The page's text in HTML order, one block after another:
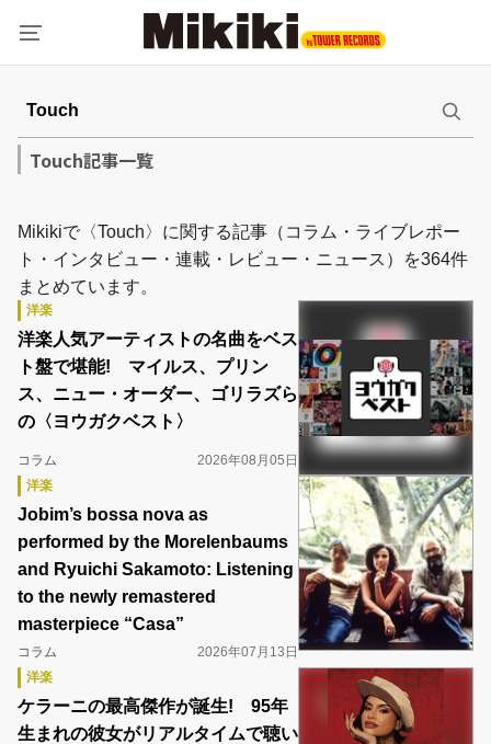
Touch記事一覧
Mikikiで〈Touch〉に関する記事（コラム・ライブレポー
ト・インタビュー・連載・レビュー・ニュース）を364件
まとめています。
洋楽
洋楽人気アーティストの名曲をベス
ト盤で堪能! マイルス、プリン
ス、ニュー・オーダー、ゴリラズら
の〈ヨウガクベスト〉
コラム
2026年08月05日
洋楽
Jobim’s bossa nova as
performed by the Morelenbaums
and Ryuichi Sakamoto: Listening
to the newly remastered
masterpiece “Casa”
コラム
2026年07月13日
洋楽
ケラーニの最高傑作が誕生! 95年
生まれの彼女がリアルタイムで聴い